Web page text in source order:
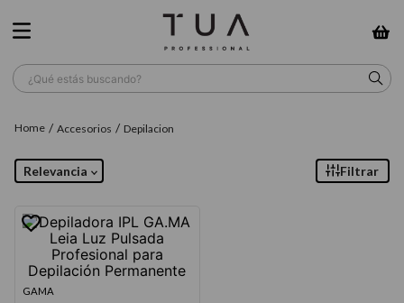
¿Qué estás buscando?
Accesorios Depilacion
Relevancia Filtrar
GAMA
TÉRMINOS MÁS BUSCADOS
1. wella
3. farmavita
shampoo
5.